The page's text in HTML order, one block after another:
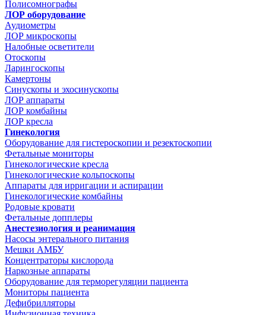
Полисомнографы
ЛОР оборудование
Аудиометры
ЛОР микроскопы
Налобные осветители
Отоскопы
Ларингоскопы
Камертоны
Синускопы и эхосинускопы
ЛОР аппараты
ЛОР комбайны
ЛОР кресла
Гинекология
Оборудование для гистероскопии и резектоскопии
Фетальные мониторы
Гинекологические кресла
Гинекологические кольпоскопы
Аппараты для ирригации и аспирации
Гинекологические комбайны
Родовые кровати
Фетальные допплеры
Анестезиология и реанимация
Насосы энтерального питания
Мешки АМБУ
Концентраторы кислорода
Наркозные аппараты
Оборудование для терморегуляции пациента
Мониторы пациента
Дефибрилляторы